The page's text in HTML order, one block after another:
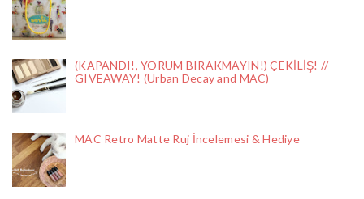
(KAPANDI!, YORUM BIRAKMAYIN!) ÇEKİLİŞ! //
GIVEAWAY! (Urban Decay and MAC)
MAC Retro Matte Ruj İncelemesi & Hediye